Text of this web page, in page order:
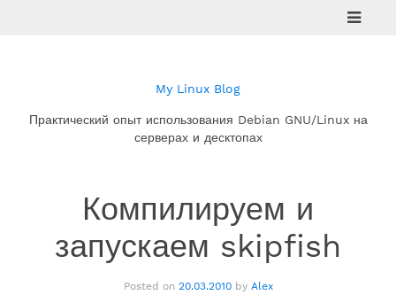
My Linux Blog
Практический опыт использования Debian GNU/Linux на
серверах и десктопах
Компилируем и
запускаем skipfish
Posted on 20.03.2010by Alex